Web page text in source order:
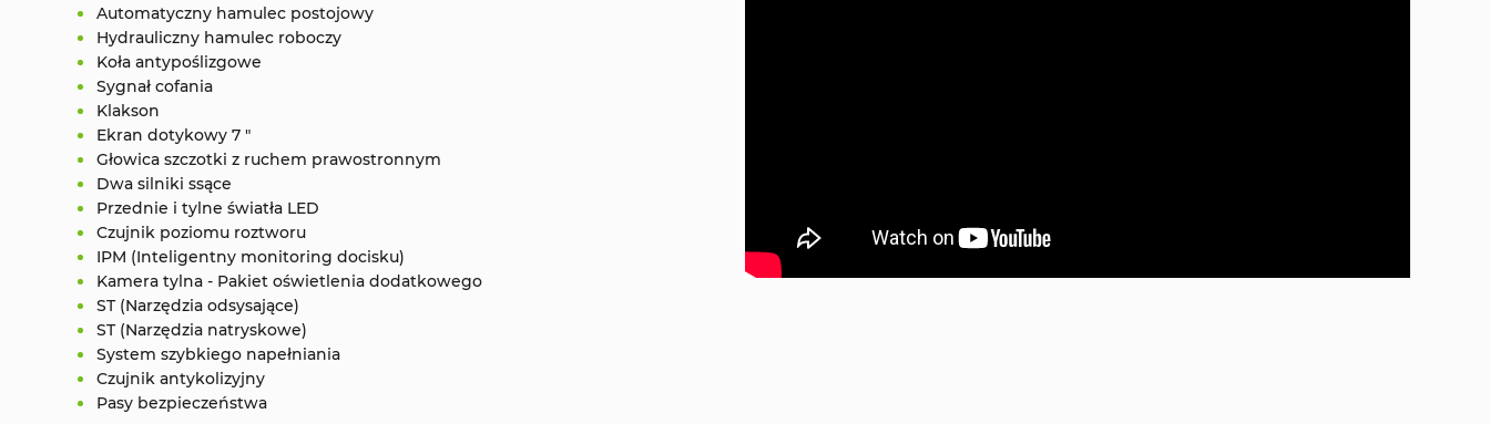
Automatyczny hamulec postojowy
Hydrauliczny hamulec roboczy
Koła antypoślizgowe
Sygnał cofania
Klakson
Ekran dotykowy 7 "
Głowica szczotki z ruchem prawostronnym
Dwa silniki ssące
Przednie i tylne światła LED
Czujnik poziomu roztworu
IPM (Inteligentny monitoring docisku)
Kamera tylna - Pakiet oświetlenia dodatkowego
ST (Narzędzia odsysające)
ST (Narzędzia natryskowe)
System szybkiego napełniania
Czujnik antykolizyjny
Pasy bezpieczeństwa